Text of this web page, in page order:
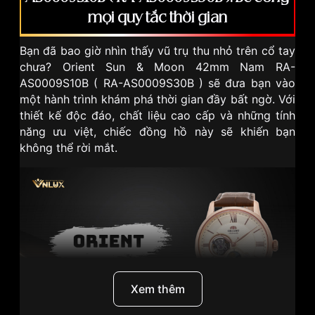
mọi quy tắc thời gian
Bạn đã bao giờ nhìn thấy vũ trụ thu nhỏ trên cổ tay
chưa? Orient Sun & Moon 42mm Nam RA-
AS0009S10B ( RA-AS0009S30B ) sẽ đưa bạn vào
một hành trình khám phá thời gian đầy bất ngờ. Với
thiết kế độc đáo, chất liệu cao cấp và những tính
năng ưu việt, chiếc đồng hồ này sẽ khiến bạn
không thể rời mắt.
Xem thêm